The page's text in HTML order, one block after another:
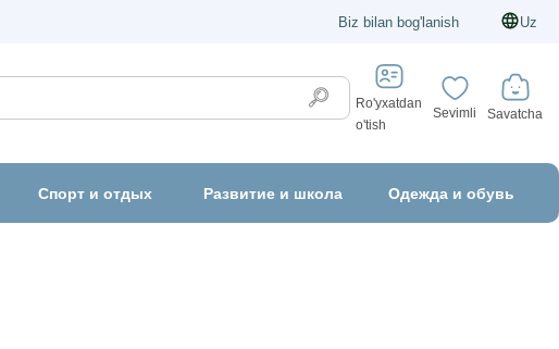
Biz bilan bog'lanish Uz
Ro'yxatdan
o'tish
Sevimli Savatcha
Спорт и отдых Развитие и школа Одежда и обувь